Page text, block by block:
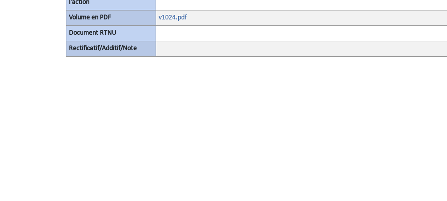
l'action
Volume en PDF v1024.pdf
Document RTNU
Rectificatif/Additif/Note